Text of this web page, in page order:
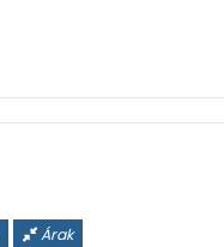
Árak